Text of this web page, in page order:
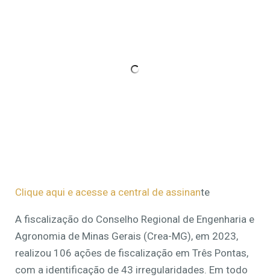
Clique aqui e acesse a central de assinante
A fiscalização do Conselho Regional de Engenharia e
Agronomia de Minas Gerais (Crea-MG), em 2023,
realizou 106 ações de fiscalização em Três Pontas,
com a identificação de 43 irregularidades. Em todo